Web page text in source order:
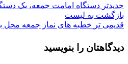
جدیدتر دستگاه امامت جمعه، یک
بازگشت به لیست
قدیمی تر خطبه های نماز جمعه محل
دیدگاهتان را بنویسید